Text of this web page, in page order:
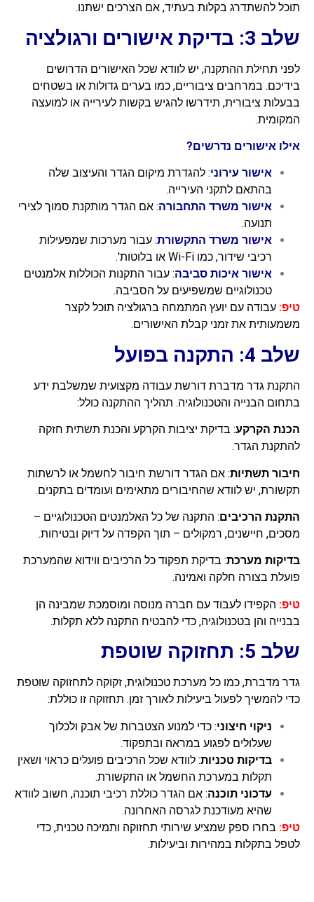
תוכל להשתדרג בקלות בעתיד, אם הצרכים ישתנו.
שלב 3: בדיקת אישורים ורגולציה
לפני תחילת ההתקנה, יש לוודא שכל האישורים הדרושים
בידיכם. במרחבים ציבוריים, כמו בערים גדולות או בשטחים
בבעלות ציבורית, תידרשו להגיש בקשות לעירייה או למועצה
המקומית.
אילו אישורים נדרשים?
אישור עירוני: להגדרת מיקום הגדר והעיצוב שלה
בהתאם לתקני העירייה.
אישור משרד התחבורה: אם הגדר מותקנת סמוך לצירי
תנועה.
אישור משרד התקשורת: עבור מערכות שמפעילות
רכיבי שידור, כמו Wi-Fi או בלוטות'.
אישור איכות סביבה: עבור התקנות הכוללות אלמנטים
טכנולוגיים שמשפיעים על הסביבה.
טיפ: עבודה עם יועץ המתמחה ברגולציה תוכל לקצר
משמעותית את זמני קבלת האישורים.
שלב 4: התקנה בפועל
התקנת גדר מדברת דורשת עבודה מקצועית שמשלבת ידע
בתחום הבנייה והטכנולוגיה. תהליך ההתקנה כולל:
הכנת הקרקע: בדיקת יציבות הקרקע והכנת תשתית חזקה
להתקנת הגדר.
חיבור תשתיות: אם הגדר דורשת חיבור לחשמל או לרשתות
תקשורת, יש לוודא שהחיבורים מתאימים ועומדים בתקנים.
התקנת הרכיבים: התקנה של כל האלמנטים הטכנולוגיים –
מסכים, חיישנים, רמקולים – תוך הקפדה על דיוק ובטיחות.
בדיקות מערכת: בדיקת תפקוד כל הרכיבים ווידוא שהמערכת
פועלת בצורה חלקה ואמינה.
טיפ: הקפידו לעבוד עם חברה מנוסה ומוסמכת שמבינה הן
בבנייה והן בטכנולוגיה, כדי להבטיח התקנה ללא תקלות.
שלב 5: תחזוקה שוטפת
גדר מדברת, כמו כל מערכת טכנולוגית, זקוקה לתחזוקה שוטפת
כדי להמשיך לפעול ביעילות לאורך זמן. תחזוקה זו כוללת:
ניקוי חיצוני: כדי למנוע הצטברות של אבק ולכלוך
שעלולים לפגוע במראה ובתפקוד.
בדיקות טכניות: לוודא שכל הרכיבים פועלים כראוי ושאין
תקלות במערכת החשמל או התקשורת.
עדכוני תוכנה: אם הגדר כוללת רכיבי תוכנה, חשוב לוודא
שהיא מעודכנת לגרסה האחרונה.
טיפ: בחרו ספק שמציע שירותי תחזוקה ותמיכה טכנית, כדי
לטפל בתקלות במהירות וביעילות.